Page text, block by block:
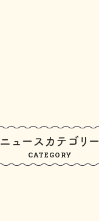
ニュースカテゴリー
CATEGORY